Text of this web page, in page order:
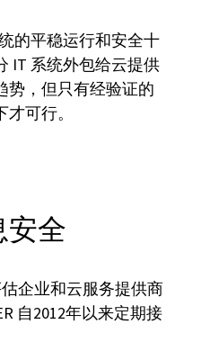
的平稳运行和安全十
IT 系统外包给云提供
势，但只有经验证的
可行。
安全
企业和云服务提供商
自2012年以来定期接